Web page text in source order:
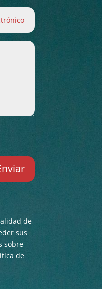
de
sus
sobre
de